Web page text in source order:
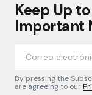
Keep Up
Important
By pressing the
are agreeing to our